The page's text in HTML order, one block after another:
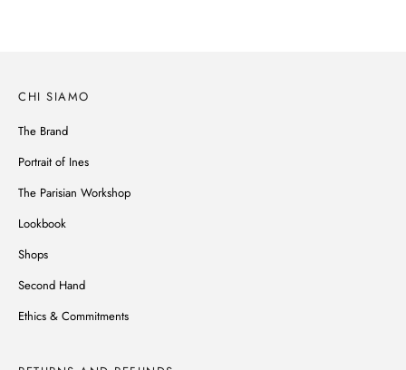
CHI SIAMO
The Brand
Portrait of Ines
The Parisian Workshop
Lookbook
Shops
Second Hand
Ethics & Commitments